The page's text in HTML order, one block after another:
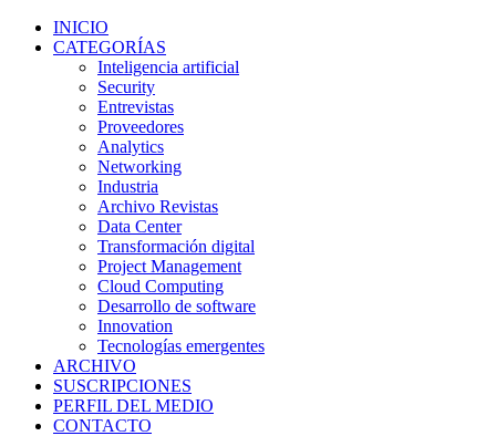
INICIO
CATEGORÍAS
Inteligencia artificial
Security
Entrevistas
Proveedores
Analytics
Networking
Industria
Archivo Revistas
Data Center
Transformación digital
Project Management
Cloud Computing
Desarrollo de software
Innovation
Tecnologías emergentes
ARCHIVO
SUSCRIPCIONES
PERFIL DEL MEDIO
CONTACTO